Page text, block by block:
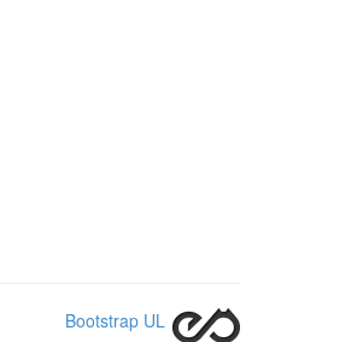
Bootstrap UL